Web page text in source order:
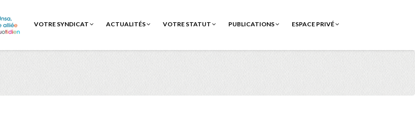
VOTRE SYNDICAT ACTUALITÉS VOTRE STATUT PUBLICATIONS ESPACE PRIVÉ